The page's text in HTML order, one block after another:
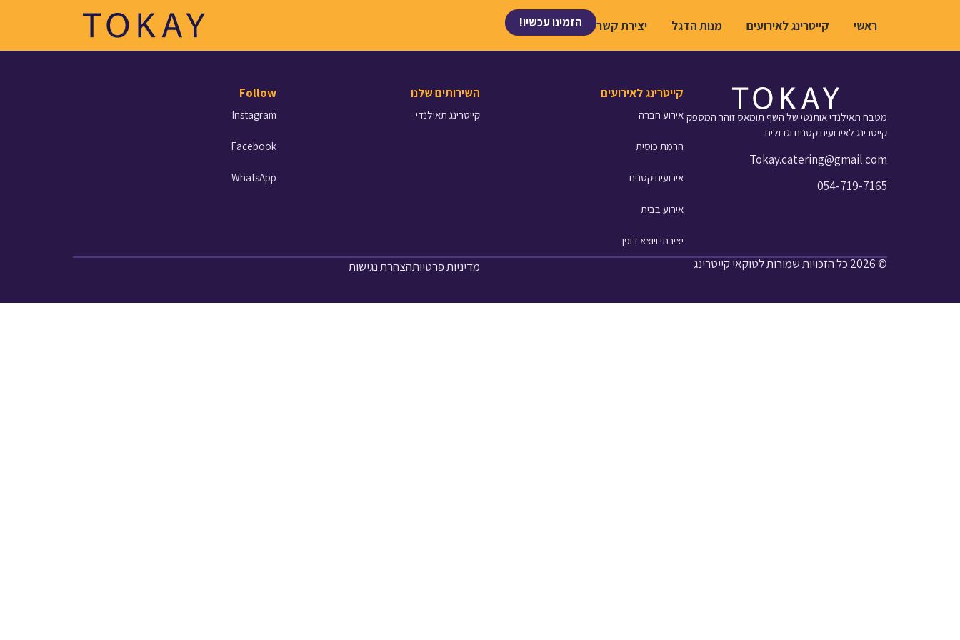
ראשי
קייטרינג לאירועים מנות הדגל יצירת קשר הזמינו עכשיו!
מטבח תאילנדי אותנטי של השף תומאס זוהר המספק
קייטרינג לאירועים קטנים וגדולים.
Tokay.catering@gmail.com
054-719-7165
קייטרינג לאירועים
אירוע חברה
הרמת כוסית
אירועים קטנים
אירוע בבית
יצירתי ויוצא דופן
השירותים שלנו
קייטרינג תאילנדי
Follow
Instagram
Facebook
WhatsApp
© 2026 כל הזכויות שמורות לטוקאי קייטרינג מדיניות פרטיותהצהרת נגישות